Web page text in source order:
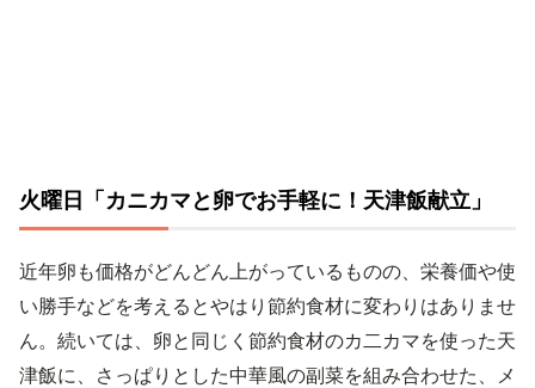
火曜日「カニカマと卵でお手軽に！天津飯献立」
近年卵も価格がどんどん上がっているものの、栄養価や使
い勝手などを考えるとやはり節約食材に変わりはありませ
ん。続いては、卵と同じく節約食材のカ二カマを使った天
津飯に、さっぱりとした中華風の副菜を組み合わせた、メ